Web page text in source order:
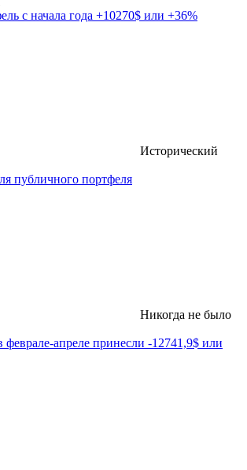
с начала года +10270$ или +36%
Исторический
публичного портфеля
Никогда не было
апреле принесли -12741,9$ или